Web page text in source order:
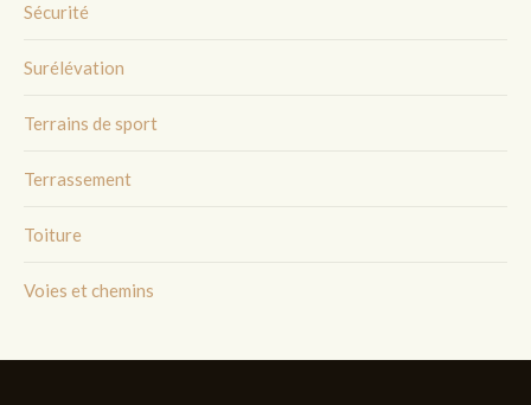
Sécurité
Surélévation
Terrains de sport
Terrassement
Toiture
Voies et chemins